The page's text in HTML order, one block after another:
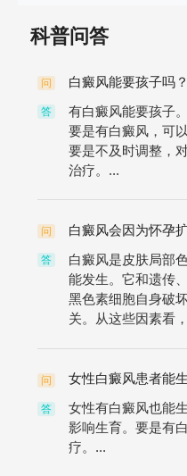
科普问答
问 白癜风能要孩子吗
答
有白癜风能要孩子
要是有白癜风，可
要是不及时调整，
治疗。...
问 白癜风会因为怀孕
答
白癜风是皮肤局部
能发生。它和遗传
黑色素细胞自身破
关。从这些因素看
问 女性白癜风患者能
答
女性有白癜风也能
影响生育。要是有
疗。...